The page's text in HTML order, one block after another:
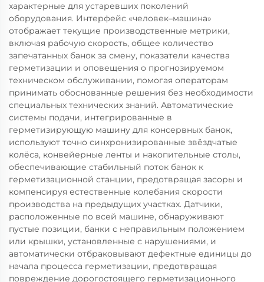
характерные для устаревших поколений
оборудования. Интерфейс «человек–машина»
отображает текущие производственные метрики,
включая рабочую скорость, общее количество
запечатанных банок за смену, показатели качества
герметизации и оповещения о прогнозируемом
техническом обслуживании, помогая операторам
принимать обоснованные решения без необходимости
специальных технических знаний. Автоматические
системы подачи, интегрированные в
герметизирующую машину для консервных банок,
используют точно синхронизированные звёздчатые
колёса, конвейерные ленты и накопительные столы,
обеспечивающие стабильный поток банок к
герметизационной станции, предотвращая засоры и
компенсируя естественные колебания скорости
производства на предыдущих участках. Датчики,
расположенные по всей машине, обнаруживают
пустые позиции, банки с неправильным положением
или крышки, установленные с нарушениями, и
автоматически отбраковывают дефектные единицы до
начала процесса герметизации, предотвращая
повреждение дорогостоящего герметизационного